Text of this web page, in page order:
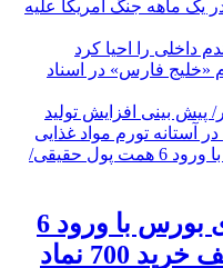
رشد 130 هزار واحدی بورس با ورود 6
نماد